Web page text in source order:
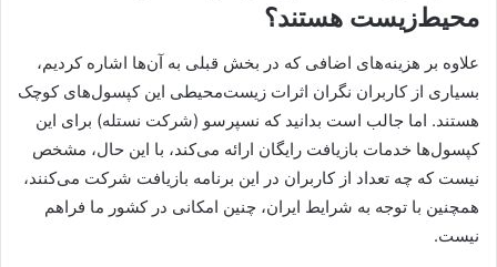
محیط‌زیست هستند؟
علاوه بر هزینه‌های اضافی که در بخش قبلی به آن‌ها اشاره کردیم،
بسیاری از کاربران نگران اثرات زیست‌محیطی این کپسول‌های کوچک
هستند. اما جالب است بدانید که نسپرسو (شرکت نستله) برای این
کپسول‌ها خدمات بازیافت رایگان ارائه می‌کند، با این حال، مشخص
نیست که چه تعداد از کاربران در این برنامه بازیافت شرکت می‌کنند،
همچنین با توجه به شرایط ایران، چنین امکانی در کشور ما فراهم
نیست.